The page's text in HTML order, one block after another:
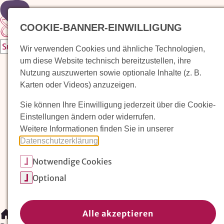
Zur Startseite
Waldorfkindergarten finden
Pädagogischer Ansatz
Arbeit im Waldorfkindergarten
Unser Verein
Magazin: Erziehungskunst frühe Kindheit
Waldorfkindergarten finden/
COOKIE-BANNER-EINWILLIGUNG
Wir verwenden Cookies und ähnliche Technologien,
um diese Website technisch bereitzustellen, ihre
Nutzung auszuwerten sowie optionale Inhalte (z. B.
Karten oder Videos) anzuzeigen.
Sie können Ihre Einwilligung jederzeit über die Cookie-
Einstellungen ändern oder widerrufen.
Weitere Informationen finden Sie in unserer
Datenschutzerklärung
Notwendige Cookies
Optional
Alle akzeptieren